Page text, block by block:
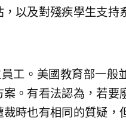
以及對殘疾學生支持
工。美國教育部一般
。有看法認為，若要
時也有相同的質疑，